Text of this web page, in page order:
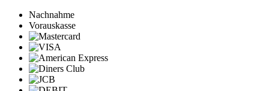
Nachnahme
Vorauskasse